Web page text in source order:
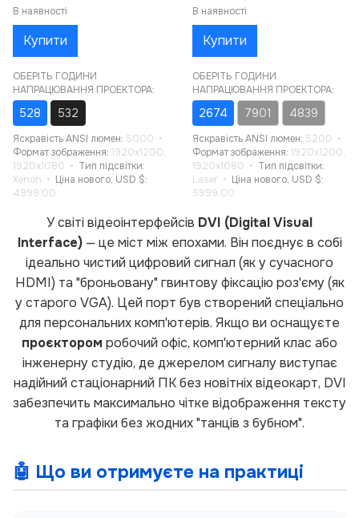
В наявності
Купити
ОБЕРІТЬ ГОДИНИ
НАПРАЦЮВАННЯ ПРОЕКТОРА:
528 532
Яскравість ANSI люмен 5000
Формат зображення 1920x1200,
1920x1080
Тип підсвітки
Xenon
Ціна нового, USD $
4999.00
В наявності
Купити
ОБЕРІТЬ ГОДИНИ
НАПРАЦЮВАННЯ ПРОЕКТОРА:
2674 7901 4839
Яскравість ANSI люмен 5200
Формат зображення 1920x1200,
1920x1080
Тип підсвітки
Laser
Ціна нового, USD $
5999.00
У світі відеоінтерфейсів DVI (Digital Visual
Interface)— це міст між епохами. Він поєднує в собі
ідеально чистий цифровий сигнал (як у сучасного
HDMI) та "броньовану" гвинтову фіксацію роз'єму (як
у старого VGA). Цей порт був створений спеціально
для персональних комп'ютерів. Якщо ви оснащуєте
проєктором робочий офіс, комп'ютерний клас або
інженерну студію, де джерелом сигналу виступає
надійний стаціонарний ПК без новітніх відеокарт, DVI
забезпечить максимально чітке відображення тексту
та графіки без жодних "танців з бубном".
🤖 Що ви отримуєте на практиці